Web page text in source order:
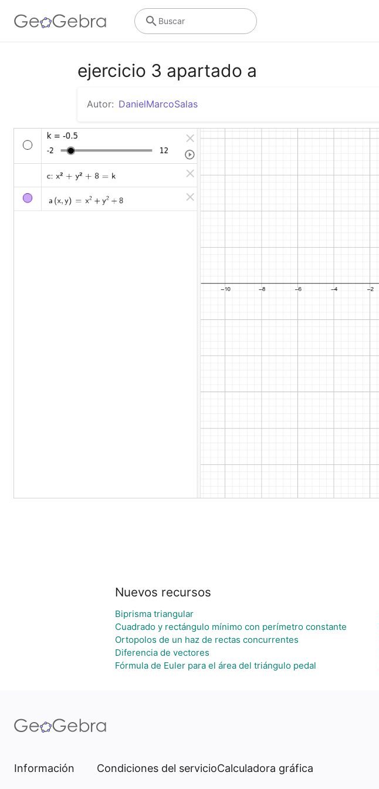
Buscar
ejercicio 3 apartado a
Autor: DanielMarcoSalas
Nuevos recursos
Biprisma triangular
Cuadrado y rectángulo mínimo con perímetro constante
Ortopolos de un haz de rectas concurrentes
Diferencia de vectores
Fórmula de Euler para el área del triángulo pedal
Información Condiciones del servicioCalculadora gráfica